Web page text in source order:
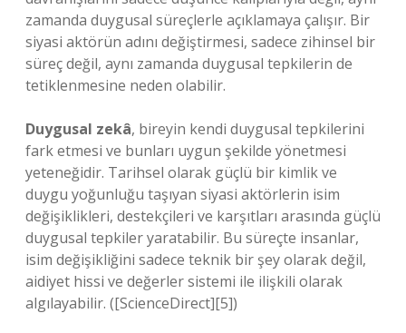
zamanda duygusal süreçlerle açıklamaya çalışır. Bir
siyasi aktörün adını değiştirmesi, sadece zihinsel bir
süreç değil, aynı zamanda duygusal tepkilerin de
tetiklenmesine neden olabilir.
Duygusal zekâ, bireyin kendi duygusal tepkilerini
fark etmesi ve bunları uygun şekilde yönetmesi
yeteneğidir. Tarihsel olarak güçlü bir kimlik ve
duygu yoğunluğu taşıyan siyasi aktörlerin isim
değişiklikleri, destekçileri ve karşıtları arasında güçlü
duygusal tepkiler yaratabilir. Bu süreçte insanlar,
isim değişikliğini sadece teknik bir şey olarak değil,
aidiyet hissi ve değerler sistemi ile ilişkili olarak
algılayabilir. ([ScienceDirect][5])